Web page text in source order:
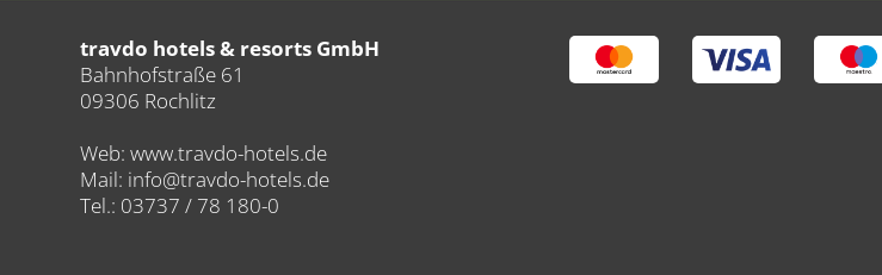
travdo hotels & resorts GmbH
Bahnhofstraße 61
09306 Rochlitz
Web: www.travdo-hotels.de
Mail: info@travdo-hotels.de
Tel.: 03737 / 78 180-0